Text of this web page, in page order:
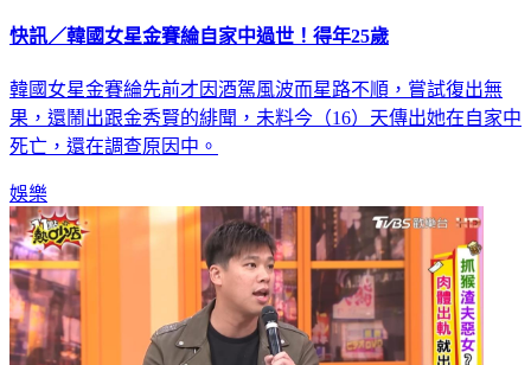
快訊／韓國女星金賽綸自家中過世！得年25歲
韓國女星金賽綸先前才因酒駕風波而星路不順，嘗試復出無
果，還鬧出跟金秀賢的緋聞，未料今（16）天傳出她在自家中
死亡，還在調查原因中。
娛樂